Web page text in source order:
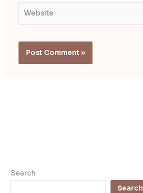
Search
Search